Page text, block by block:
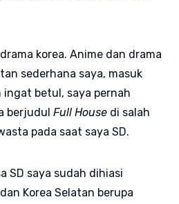
korea. Anime dan drama
sederhana saya, masuk
ingat betul, saya pernah
berjudul Full House di salah
pada saat saya SD.
SD saya sudah dihiasi
Korea Selatan berupa